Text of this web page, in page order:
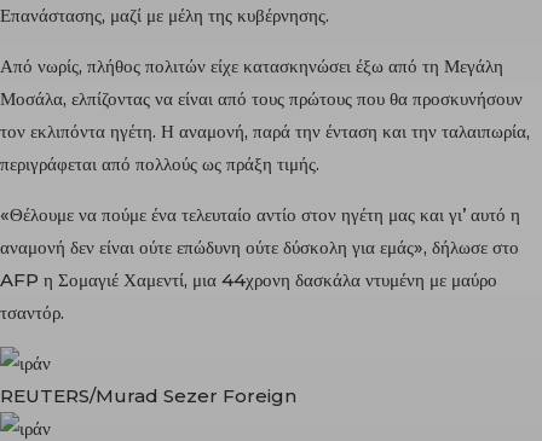
Επανάστασης, μαζί με μέλη της κυβέρνησης.
Από νωρίς, πλήθος πολιτών είχε κατασκηνώσει έξω από τη Μεγάλη
Μοσάλα, ελπίζοντας να είναι από τους πρώτους που θα προσκυνήσουν
τον εκλιπόντα ηγέτη. Η αναμονή, παρά την ένταση και την ταλαιπωρία,
περιγράφεται από πολλούς ως πράξη τιμής.
«Θέλουμε να πούμε ένα τελευταίο αντίο στον ηγέτη μας και γι’ αυτό η
αναμονή δεν είναι ούτε επώδυνη ούτε δύσκολη για εμάς», δήλωσε στο
AFP η Σομαγιέ Χαμεντί, μια 44χρονη δασκάλα ντυμένη με μαύρο
τσαντόρ.
REUTERS/Murad Sezer Foreign